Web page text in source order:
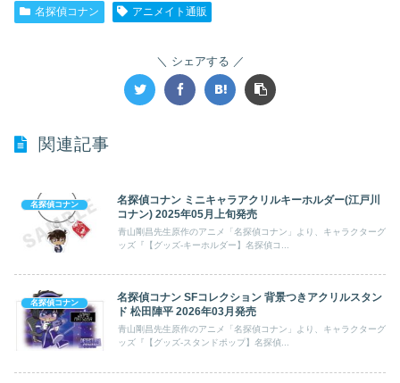
名探偵コナン アニメイト通販
シェアする
関連記事
名探偵コナン
名探偵コナン ミニキャラアクリルキーホルダー(江戸川
コナン) 2025年05月上旬発売
青山剛昌先生原作のアニメ「名探偵コナン」より、キャラクターグ
ッズ『【グッズ-キーホルダー】名探偵コ...
名探偵コナン
名探偵コナン SFコレクション 背景つきアクリルスタン
ド 松田陣平 2026年03月発売
青山剛昌先生原作のアニメ「名探偵コナン」より、キャラクターグ
ッズ『【グッズ-スタンドポップ】名探偵...